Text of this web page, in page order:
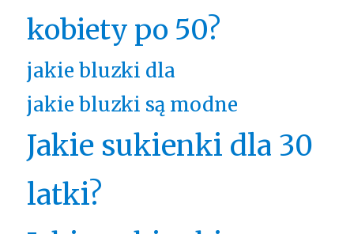
kobiety po 50?
jakie bluzki dla
jakie bluzki są modne
Jakie sukienki dla 30
latki?